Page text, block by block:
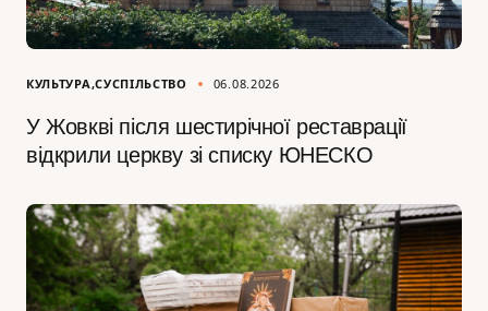
КУЛЬТУРА СУСПІЛЬСТВО 06.08.2026
У Жовкві після шестирічної реставрації
відкрили церкву зі списку ЮНЕСКО